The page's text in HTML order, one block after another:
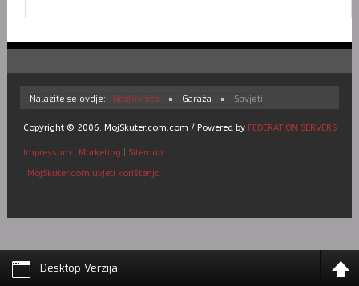
Nalazite se ovdje: Naslovnica Garaža Savjeti
Copyright © 2006. MojSkuter.com.com / Powered by FEDERATION SERVERS
Impressum Marketing
Sitemap
MojSkuter.com uvjeti korištenja
Desktop Verzija